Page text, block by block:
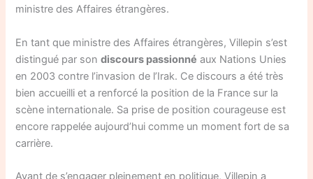
ministre des Affaires étrangères.
En tant que ministre des Affaires étrangères, Villepin s’est
distingué par sondiscours passionné aux Nations Unies
en 2003 contre l’invasion de l’Irak. Ce discours a été très
bien accueilli et a renforcé la position de la France sur la
scène internationale. Sa prise de position courageuse est
encore rappelée aujourd’hui comme un moment fort de sa
carrière.
Avant de s’engager pleinement en politique, Villepin a